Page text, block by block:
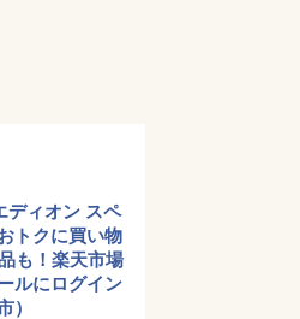
ディオン スペ
トクに買い物
も！楽天市場
ルにログイン
）